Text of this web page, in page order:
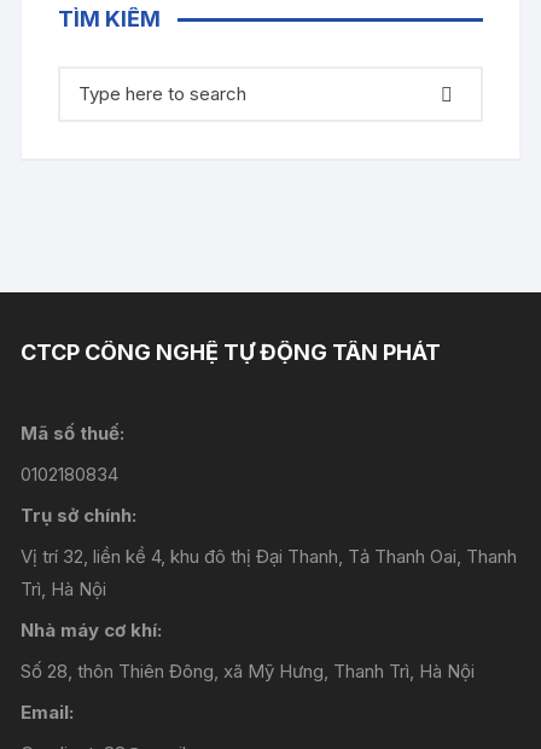
TÌM KIẾM
kiếm:
CTCP CÔNG NGHỆ TỰ ĐỘNG TÂN PHÁT
Mã số thuế:
0102180834
Trụ sở chính:
Vị trí 32, liền kề 4, khu đô thị Đại Thanh, Tả Thanh Oai, Thanh
Trì, Hà Nội
Nhà máy cơ khí:
Số 28, thôn Thiên Đông, xã Mỹ Hưng, Thanh Trì, Hà Nội
Email: